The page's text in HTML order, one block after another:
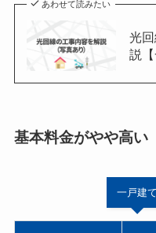
あわせて読みたい
光
説
基本料金がやや高い
一戸建て